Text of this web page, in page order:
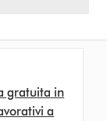
gratuita in
a